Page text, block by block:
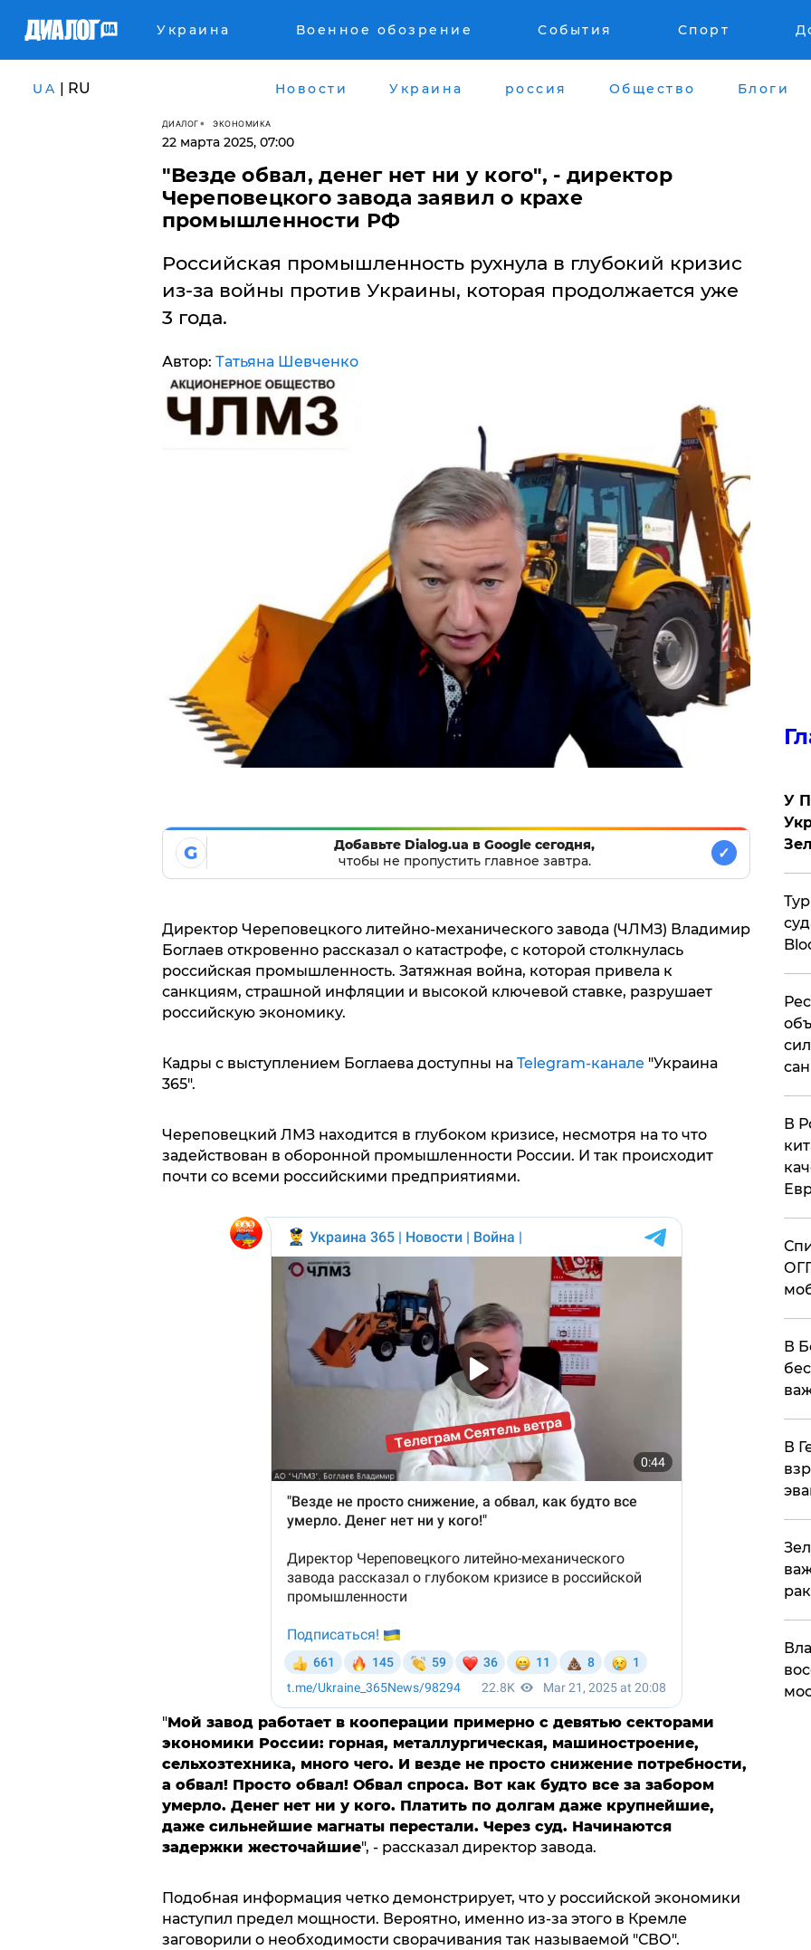
Украина Военное обозрение События Спорт
UA | RU Новости Украина россия Общество Блоги
ДИАЛОГ ЭКОНОМИКА
22 марта 2025, 07:00
"Везде обвал, денег нет ни у кого", - директор
Череповецкого завода заявил о крахе
промышленности РФ
​Российская промышленность рухнула в глубокий кризис
из-за войны против Украины, которая продолжается уже
3 года.
Автор: Татьяна Шевченко
G
Добавьте Dialog.ua в Google сегодня,
чтобы не пропустить главное завтра.
✓
Директор Череповецкого литейно-механического завода (ЧЛМЗ) Владимир
Боглаев откровенно рассказал о катастрофе, с которой столкнулась
российская промышленность. Затяжная война, которая привела к
санкциям, страшной инфляции и высокой ключевой ставке, разрушает
российскую экономику.
Кадры с выступлением Боглаева доступны на Telegram-канале"Украина
365".
Череповецкий ЛМЗ находится в глубоком кризисе, несмотря на то что
задействован в оборонной промышленности России. И так происходит
почти со всеми российскими предприятиями.
"Мой завод работает в кооперации примерно с девятью секторами
экономики России: горная, металлургическая, машиностроение,
сельхозтехника, много чего. И везде не просто снижение потребности,
а обвал! Просто обвал! Обвал спроса. Вот как будто все за забором
умерло. Денег нет ни у кого. Платить по долгам даже крупнейшие,
даже сильнейшие магнаты перестали. Через суд. Начинаются
задержки жесточайшие", - рассказал директор завода.
Подобная информация четко демонстрирует, что у российской экономики
наступил предел мощности. Вероятно, именно из-за этого в Кремле
заговорили о необходимости сворачивания так называемой "СВО".
У
В
В
В